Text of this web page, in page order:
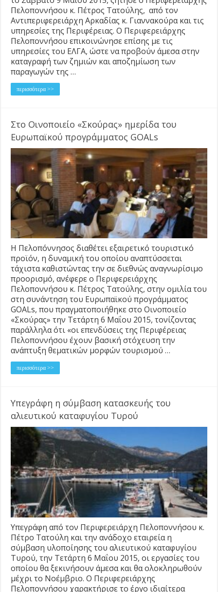
Πελοποννήσου κ. Πέτρος Τατούλης, από τον
Αντιπεριφερειάρχη Αρκαδίας κ. Γιαννακούρα και τις
υπηρεσίες της Περιφέρειας. Ο Περιφερειάρχης
Πελοποννήσου επικοινώνησε επίσης με τις
υπηρεσίες του ΕΛΓΑ, ώστε να προβούν άμεσα στην
καταγραφή των ζημιών και αποζημίωση των
παραγωγών της …
περισσότερα >>
Στο Οινοποιείο «Σκούρας» ημερίδα του
Ευρωπαϊκού προγράμματος GOALs
Η Πελοπόννησος διαθέτει εξαιρετικό τουριστικό
προϊόν, η δυναμική του οποίου αναπτύσσεται
τάχιστα καθιστώντας την σε διεθνώς αναγνωρίσιμο
προορισμό, ανέφερε ο Περιφερειάρχης
Πελοποννήσου κ. Πέτρος Τατούλης, στην ομιλία του
στη συνάντηση του Ευρωπαϊκού προγράμματος
GOALs, που πραγματοποιήθηκε στο Οινοποιείο
«Σκούρας» την Τετάρτη 6 Μαΐου 2015, τονίζοντας
παράλληλα ότι «οι επενδύσεις της Περιφέρειας
Πελοποννήσου έχουν βασική στόχευση την
ανάπτυξη θεματικών μορφών τουρισμού …
περισσότερα >>
Υπεγράφη η σύμβαση κατασκευής του
αλιευτικού καταφυγίου Τυρού
Υπεγράφη από τον Περιφερειάρχη Πελοποννήσου κ.
Πέτρο Τατούλη και την ανάδοχο εταιρεία η
σύμβαση υλοποίησης του αλιευτικού καταφυγίου
Τυρού, την Τετάρτη 6 Μαΐου 2015, οι εργασίες του
οποίου θα ξεκινήσουν άμεσα και θα ολοκληρωθούν
μέχρι το Νοέμβριο. Ο Περιφερειάρχης
Πελοποννήσου χαρακτήρισε το έργο ιδιαίτερα